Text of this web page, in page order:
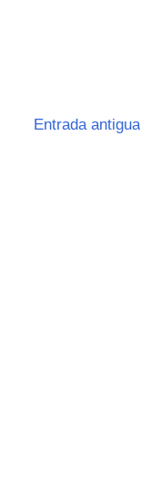
Entrada antigua